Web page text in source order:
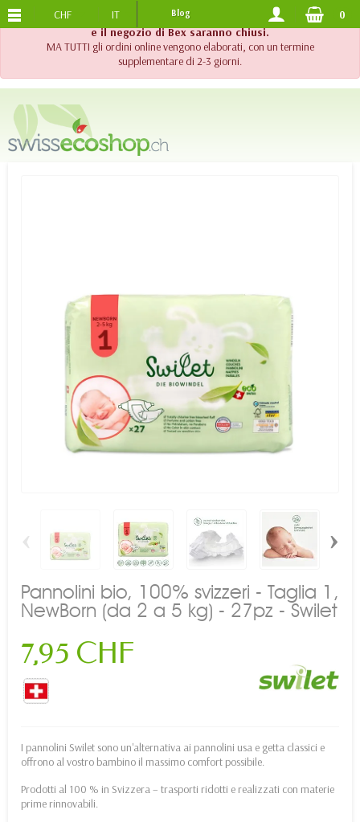
!! Importante !! Fino al 20 agosto 2026, l'assistenza telefonica
e il negozio di Bex saranno chiusi.
MA TUTTI gli ordini online vengono elaborati, con un termine
supplementare di 2-3 giorni.
SPEDIZIONE GRATUITADA 120.-
CHF IT Blog 0
‹ ›
Pannolini bio, 100% svizzeri - Taglia 1,
NewBorn (da 2 a 5 kg) - 27pz - Swilet
7,95 CHF
I pannolini Swilet sono un'alternativa ai pannolini usa e getta classici e
offrono al vostro bambino il massimo comfort possibile.
Prodotti al 100 % in Svizzera – trasporti ridotti e realizzati con materie
prime rinnovabili.